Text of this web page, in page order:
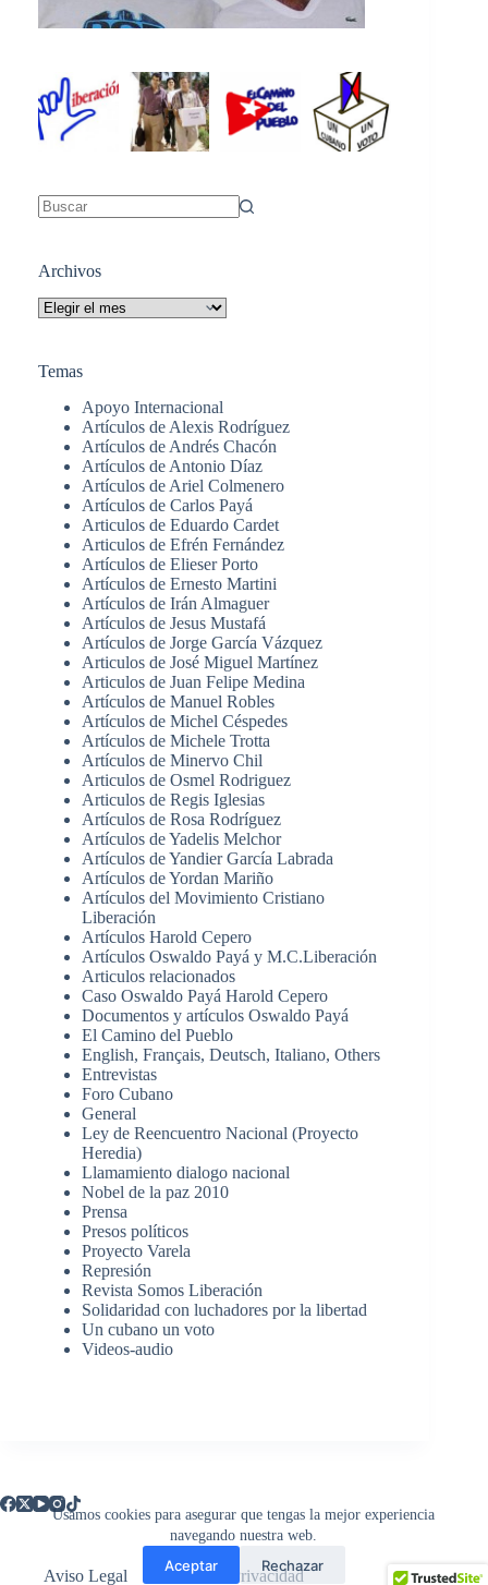
Usamos cookies para asegurar que tengas la mejor experiencia
navegando nuestra web.
Aceptar Rechazar
Archivos
Archivos
Temas
Apoyo Internacional
Artículos de Alexis Rodríguez
Artículos de Andrés Chacón
Artículos de Antonio Díaz
Artículos de Ariel Colmenero
Artículos de Carlos Payá
Articulos de Eduardo Cardet
Articulos de Efrén Fernández
Artículos de Elieser Porto
Artículos de Ernesto Martini
Artículos de Irán Almaguer
Artículos de Jesus Mustafá
Artículos de Jorge García Vázquez
Articulos de José Miguel Martínez
Articulos de Juan Felipe Medina
Artículos de Manuel Robles
Artículos de Michel Céspedes
Artículos de Michele Trotta
Artículos de Minervo Chil
Articulos de Osmel Rodriguez
Articulos de Regis Iglesias
Artículos de Rosa Rodríguez
Artículos de Yadelis Melchor
Artículos de Yandier García Labrada
Artículos de Yordan Mariño
Artículos del Movimiento Cristiano
Liberación
Artículos Harold Cepero
Artículos Oswaldo Payá y M.C.Liberación
Articulos relacionados
Caso Oswaldo Payá Harold Cepero
Documentos y artículos Oswaldo Payá
El Camino del Pueblo
English, Français, Deutsch, Italiano, Others
Entrevistas
Foro Cubano
General
Ley de Reencuentro Nacional (Proyecto
Heredia)
Llamamiento dialogo nacional
Nobel de la paz 2010
Prensa
Presos políticos
Proyecto Varela
Represión
Revista Somos Liberación
Solidaridad con luchadores por la libertad
Un cubano un voto
Videos-audio
Aviso Legal Política de Privacidad